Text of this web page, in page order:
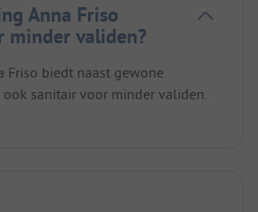
Anna Friso
minder validen?
Friso biedt naast gewone
sanitair voor minder validen.